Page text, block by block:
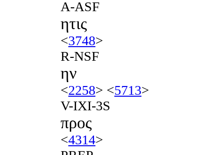
A-ASF
ητις
<3748>
R-NSF
ην
<2258> <5713>
V-IXI-3S
προς
<4314>